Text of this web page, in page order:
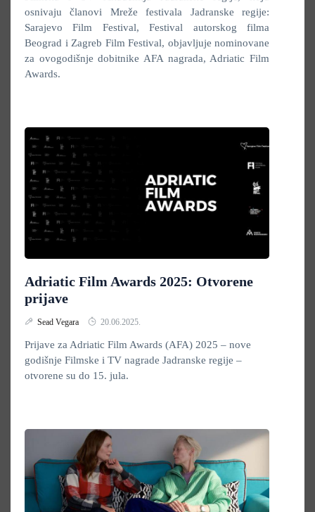
osnivaju članovi Mreže festivala Jadranske regije:
Sarajevo Film Festival, Festival autorskog filma
Beograd i Zagreb Film Festival, objavljuje nominovane
za ovogodišnje dobitnike AFA nagrada, Adriatic Film
Awards.
Adriatic Film Awards 2025: Otvorene
prijave
Sead Vegara 20.06.2025.
Prijave za Adriatic Film Awards (AFA) 2025 – nove
godišnje Filmske i TV nagrade Jadranske regije –
otvorene su do 15. jula.